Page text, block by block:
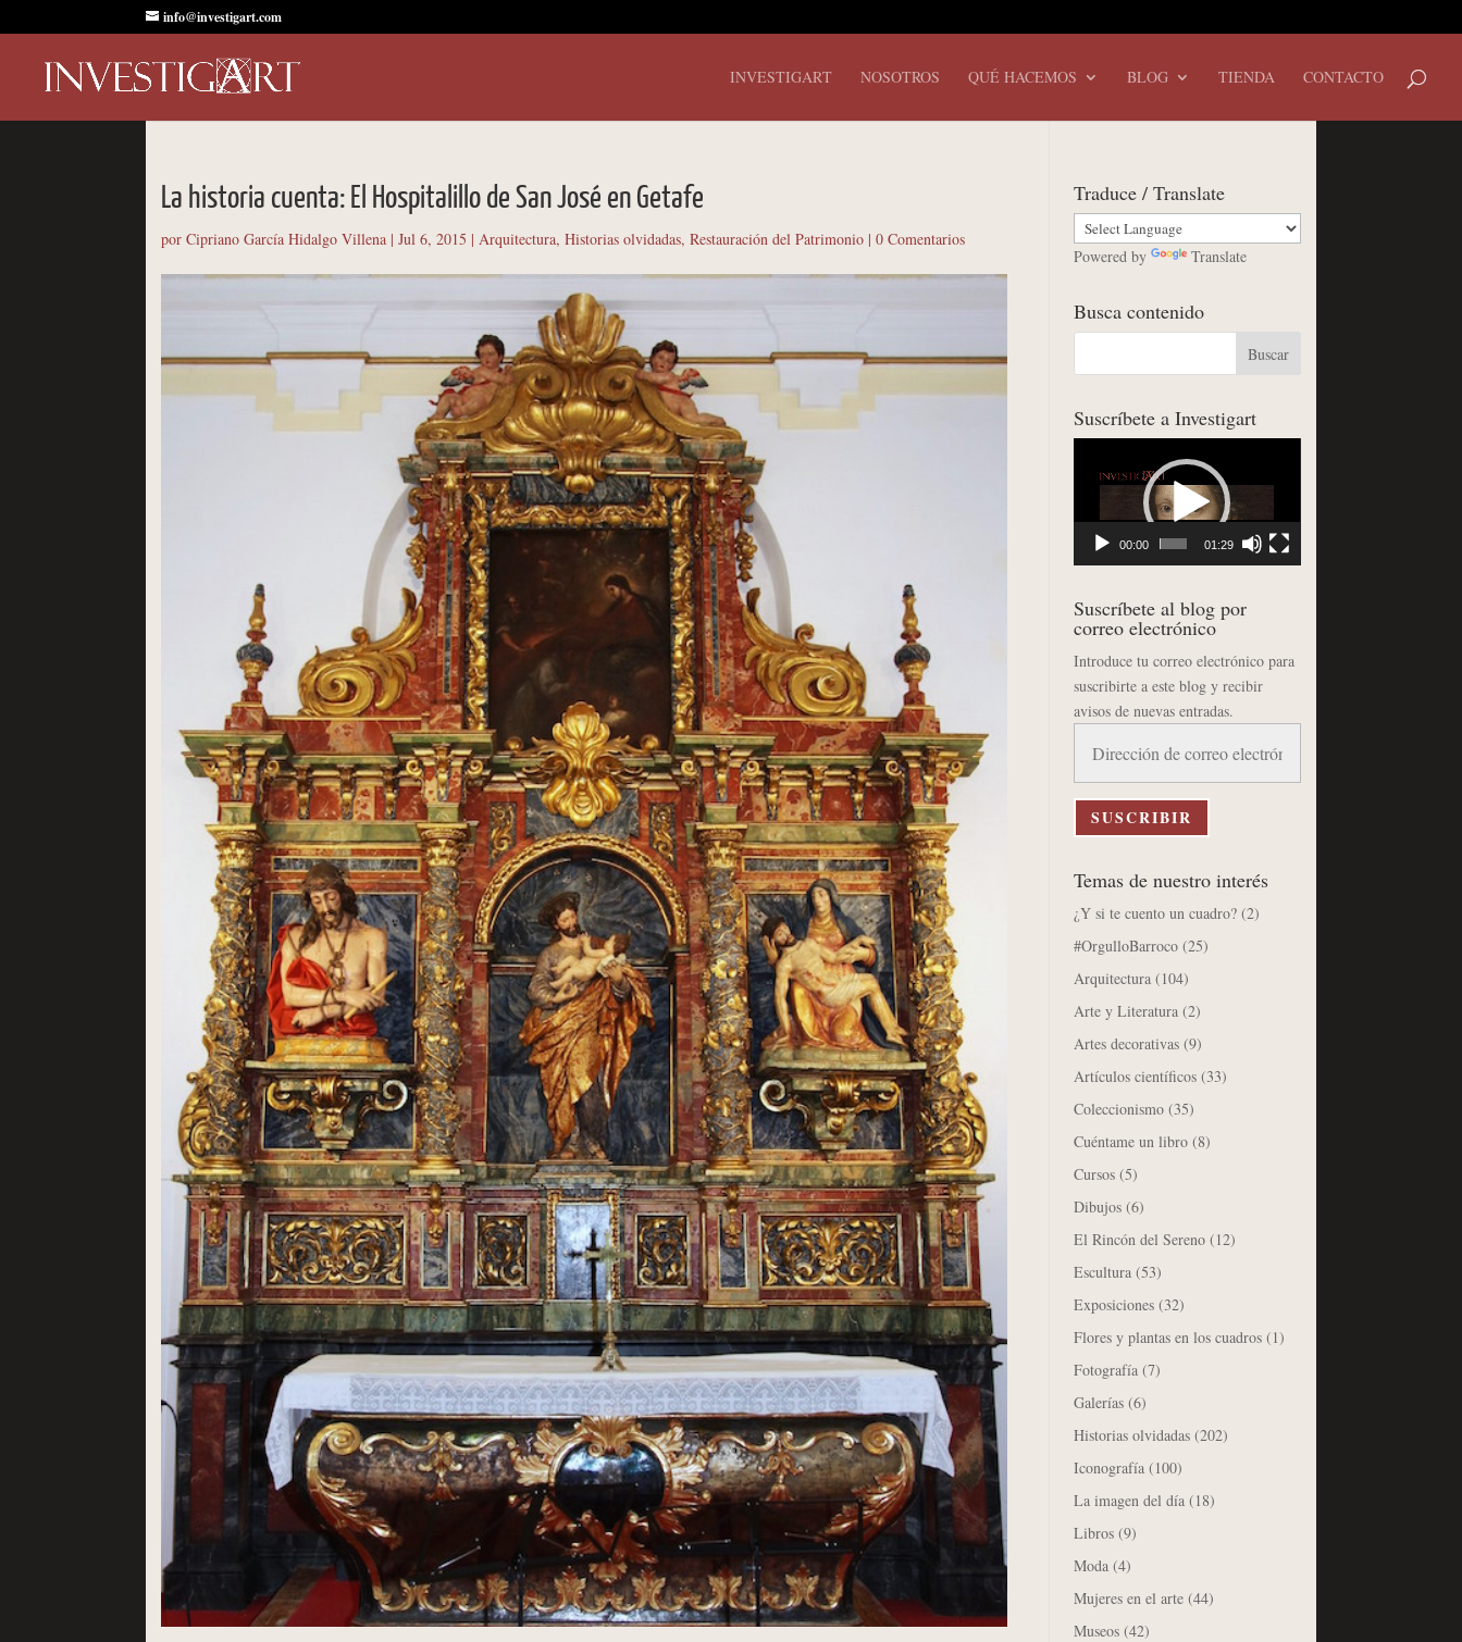
info@investigart.com
INVESTIGART NOSOTROS QUÉ HACEMOS BLOG TIENDA CONTACTO
La historia cuenta: El Hospitalillo de San José en Getafe
porCipriano García Hidalgo Villena |Jul 6, 2015 |Arquitectura,Historias olvidadas,Restauración del Patrimonio |0 Comentarios
Traduce / Translate
Powered by Translate
Busca contenido
Suscríbete a Investigart
00:00 01:29
Suscríbete al blog por
correo electrónico
Introduce tu correo electrónico para
suscribirte a este blog y recibir
avisos de nuevas entradas.
correo
electrónico
SUSCRIBIR
Temas de nuestro interés
¿Y si te cuento un cuadro? (2)
#OrgulloBarroco (25)
Arquitectura (104)
Arte y Literatura (2)
Artes decorativas (9)
Artículos científicos (33)
Coleccionismo (35)
Cuéntame un libro (8)
Cursos (5)
Dibujos (6)
El Rincón del Sereno (12)
Escultura (53)
Exposiciones (32)
Flores y plantas en los cuadros (1)
Fotografía (7)
Galerías (6)
Historias olvidadas (202)
Iconografía (100)
La imagen del día (18)
Libros (9)
Moda (4)
Mujeres en el arte (44)
Museos (42)